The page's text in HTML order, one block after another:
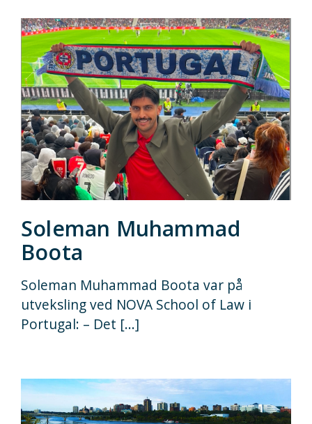
Soleman Muhammad
Boota
Soleman Muhammad Boota var på
utveksling ved NOVA School of Law i
Portugal: – Det [...]